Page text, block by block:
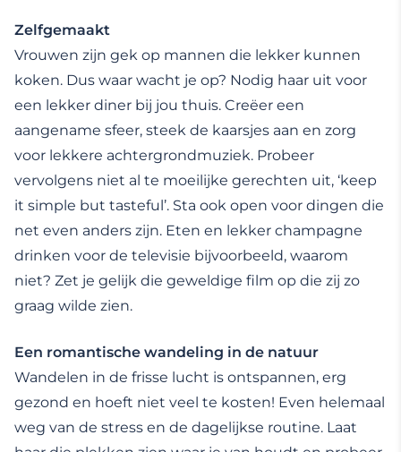
Zelfgemaakt
Vrouwen zijn gek op mannen die lekker kunnen
koken. Dus waar wacht je op? Nodig haar uit voor
een lekker diner bij jou thuis. Creëer een
aangename sfeer, steek de kaarsjes aan en zorg
voor lekkere achtergrondmuziek. Probeer
vervolgens niet al te moeilijke gerechten uit, ‘keep
it simple but tasteful’. Sta ook open voor dingen die
net even anders zijn. Eten en lekker champagne
drinken voor de televisie bijvoorbeeld, waarom
niet? Zet je gelijk die geweldige film op die zij zo
graag wilde zien.
Een romantische wandeling in de natuur
Wandelen in de frisse lucht is ontspannen, erg
gezond en hoeft niet veel te kosten! Even helemaal
weg van de stress en de dagelijkse routine. Laat